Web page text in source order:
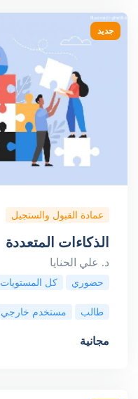
جديد
عمادة القبول والستجيل
الذكاءات المتعددة
د. علي الحنايا
حضوري كل المستويات
طالب مستخدم خارجي
مجانية